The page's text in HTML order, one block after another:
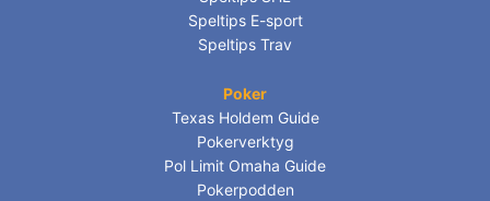
Speltips E-sport
Speltips Trav
Poker
Texas Holdem Guide
Pokerverktyg
Pol Limit Omaha Guide
Pokerpodden